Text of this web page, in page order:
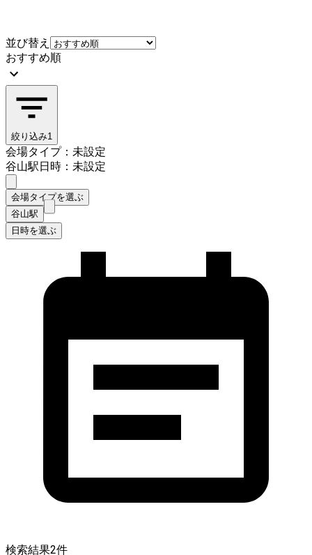
並び替え
おすすめ順
絞り込み1
会場タイプ：未設定
谷山駅日時：未設定
会場タイプを選ぶ
谷山駅
日時を選ぶ
検索結果2件